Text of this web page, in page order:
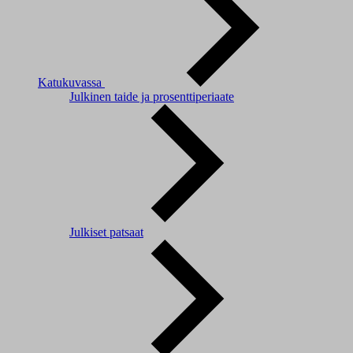
Katukuvassa
Julkinen taide ja prosenttiperiaate
Julkiset patsaat